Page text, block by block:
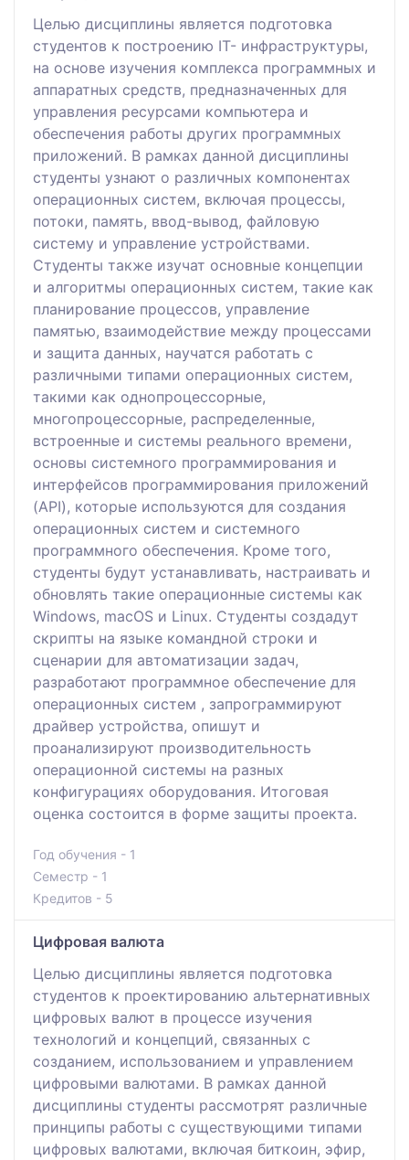
Целью дисциплины является подготовка
студентов к построению IT- инфраструктуры,
на основе изучения комплекса программных и
аппаратных средств, предназначенных для
управления ресурсами компьютера и
обеспечения работы других программных
приложений. В рамках данной дисциплины
студенты узнают о различных компонентах
операционных систем, включая процессы,
потоки, память, ввод-вывод, файловую
систему и управление устройствами.
Студенты также изучат основные концепции
и алгоритмы операционных систем, такие как
планирование процессов, управление
памятью, взаимодействие между процессами
и защита данных, научатся работать с
различными типами операционных систем,
такими как однопроцессорные,
многопроцессорные, распределенные,
встроенные и системы реального времени,
основы системного программирования и
интерфейсов программирования приложений
(API), которые используются для создания
операционных систем и системного
программного обеспечения. Кроме того,
студенты будут устанавливать, настраивать и
обновлять такие операционные системы как
Windows, macOS и Linux. Студенты создадут
скрипты на языке командной строки и
сценарии для автоматизации задач,
разработают программное обеспечение для
операционных систем , запрограммируют
драйвер устройства, опишут и
проанализируют производительность
операционной системы на разных
конфигурациях оборудования. Итоговая
оценка состоится в форме защиты проекта.
Год обучения - 1
Семестр - 1
Кредитов - 5
Цифровая валюта
Целью дисциплины является подготовка
студентов к проектированию альтернативных
цифровых валют в процессе изучения
технологий и концепций, связанных с
созданием, использованием и управлением
цифровыми валютами. В рамках данной
дисциплины студенты рассмотрят различные
принципы работы с существующими типами
цифровых валютами, включая биткоин, эфир,